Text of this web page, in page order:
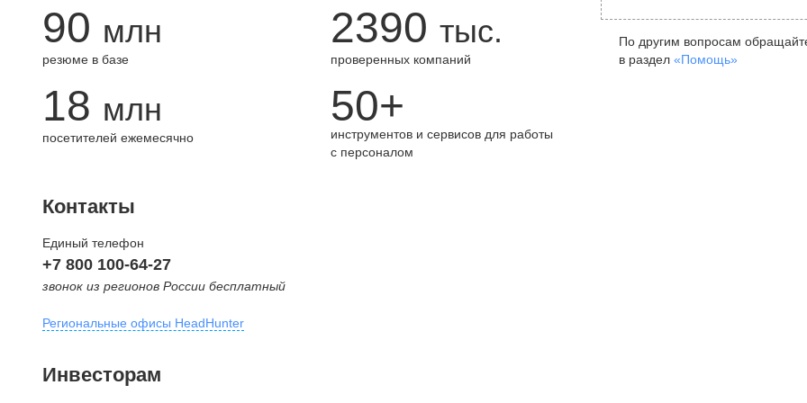
90 млн
резюме в базе
2390 тыс.
проверенных компаний
18 млн
посетителей ежемесячно
50+
инструментов и сервисов для работы
с персоналом
По другим вопросам
в раздел «Помощь»
Контакты
Единый телефон
+7 800 100-64-27
звонок из регионов России бесплатный
Региональные офисы HeadHunter
внутригородская территория
Инвесторам